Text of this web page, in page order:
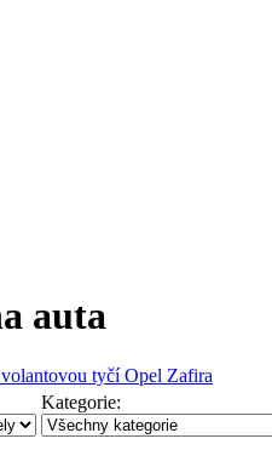
auta
tyčí Opel Zafira
Kategorie: